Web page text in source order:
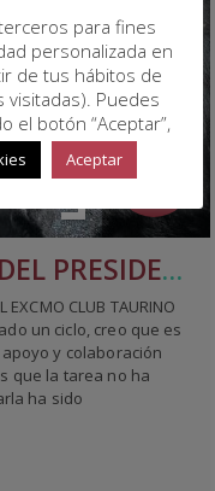
0
COM
CARTA DE DESPEDIDA DEL PRESIDENTE JAVIER LARENA
EXCMO CLUB TAURINO
un ciclo, creo que es
y colaboración
que la tarea no ha
ha sido
para fines
personalizada en
de tus hábitos de
visitadas). Puedes
el botón “Aceptar”,
Aceptar